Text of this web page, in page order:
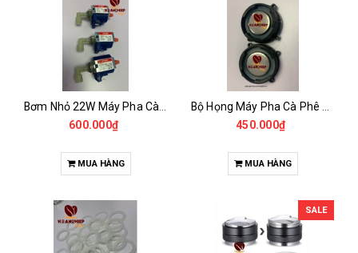
600.000₫
MUA HÀNG
450.000₫
MUA HÀNG
SALE